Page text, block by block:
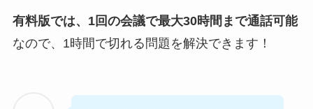
有料版では、1回の会議で最大30時間まで通話可能
なので、1時間で切れる問題を解決できます！